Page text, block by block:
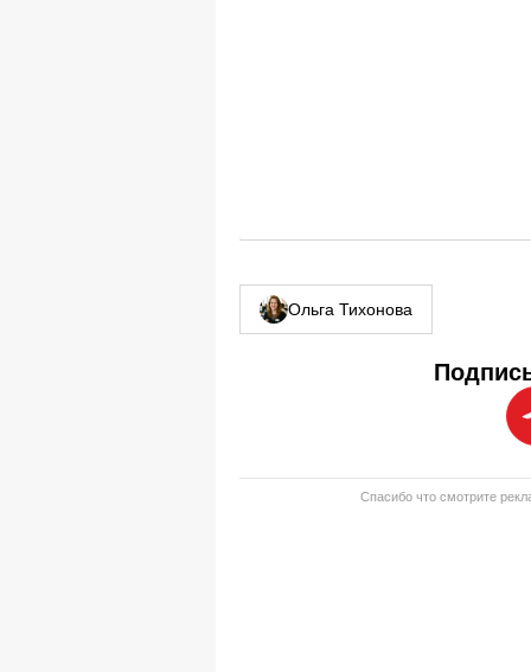
Ольга Тихонова
Спасибо что смотрите